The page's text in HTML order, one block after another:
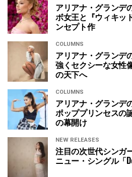
アリアナ・グランデ
ボ女王と『ウィキッ
ンセプト作
COLUMNS
アリアナ・グランデ
強くセクシーな女性
の天下へ
COLUMNS
アリアナ・グランデ
ポッププリンセスの
の幕開け
NEW RELEASES
注目の次世代シンガ
ニュー・シングル「